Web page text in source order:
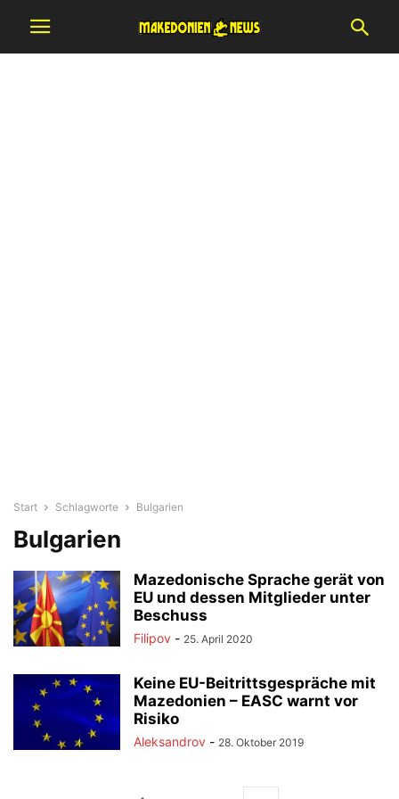
Start Schlagworte Bulgarien
Bulgarien
Mazedonische Sprache gerät von
EU und dessen Mitglieder unter
Beschuss
Filipov - 25. April 2020
Keine EU-Beitrittsgespräche mit
Mazedonien – EASC warnt vor
Risiko
Aleksandrov - 28. Oktober 2019